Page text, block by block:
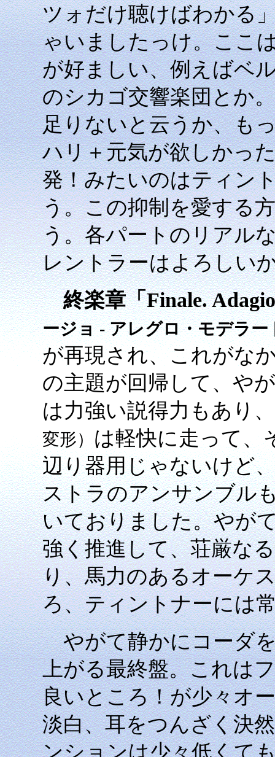
ツォだけ聴けばわかる
ゃいましたっけ。ここ
が好ましい、例えばベ
のシカゴ交響楽団とか
足りないと云うか、も
ハリ＋元気が欲しかっ
発！みたいのはティン
う。この抑制を愛する
う。各パートのリアル
レントラーはよろしい
終楽章「Finale.
ージョ - アレグロ・モデラー
が再現され、これがな
の主題が回帰して、や
は力強い説得力もあり
変形）は軽快に走って、
辺り器用じゃないけど
ストラのアンサンブル
いておりました。やが
強く推進して、荘厳な
り、馬力のあるオーケ
ろ、ティントナーには
やがて静かにコーダを
上がる最終盤。これは
良いところ！が少々オ
淡白、耳をつんざく決
ンションは少々低くて